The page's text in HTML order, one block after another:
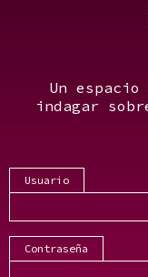
Un
indagar
Usuario
Contraseña